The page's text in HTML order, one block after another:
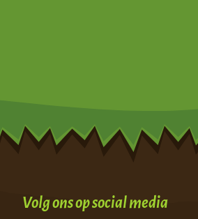
Volg ons op social media